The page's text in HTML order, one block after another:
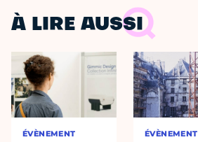
À LIRE AUSSI
ÉVÈNEMENT ÉVÈNEMENT